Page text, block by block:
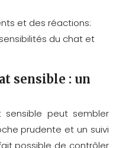
et des réactions:
du chat et
sensible : un
peut sembler
prudente et un suivi
possible de contrôler